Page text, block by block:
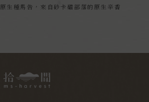
原生種馬告，來自砂卡礑部落的原生辛香